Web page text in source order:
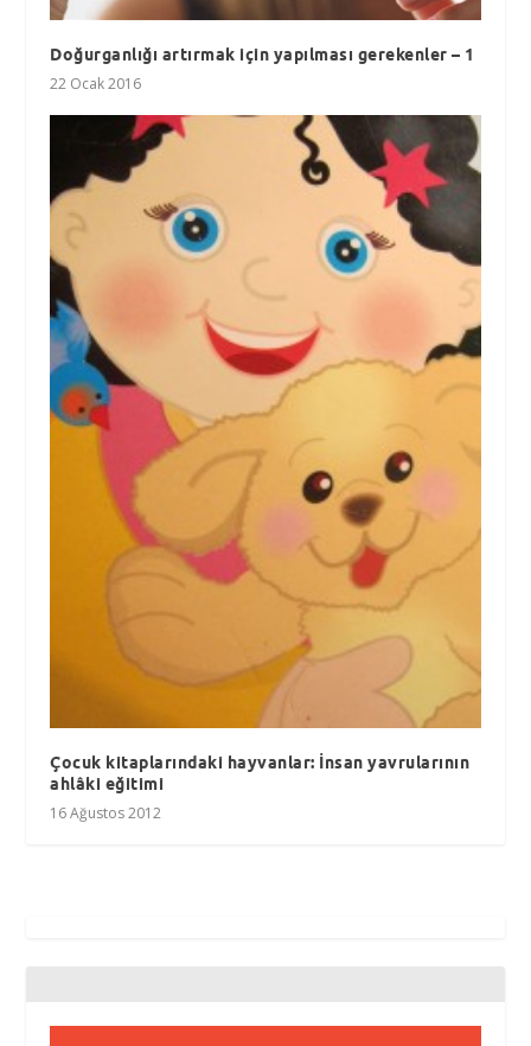
Doğurganlığı artırmak için yapılması gerekenler – 1
22 Ocak 2016
Çocuk kitaplarındaki hayvanlar: İnsan yavrularının
ahlâki eğitimi
16 Ağustos 2012